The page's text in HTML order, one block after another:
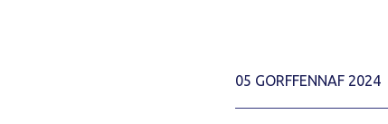
05 GORFFENNAF 2024